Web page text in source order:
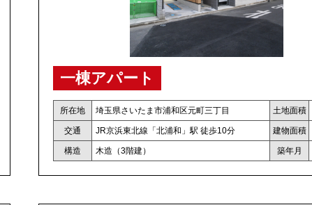
一棟アパート
所在地 埼玉県さいたま市浦和区元町三丁目 土地面積
交通 JR京浜東北線「北浦和」駅 徒歩10分 建物面積
構造 木造（3階建） 築年月